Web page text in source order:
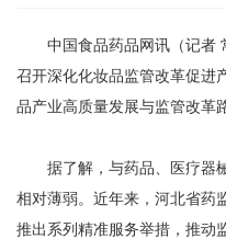
中国食品药品网讯（记者
召开深化化妆品监管改革促进
品产业高质量发展与监管改革
据了解，与药品、医疗器械
相对薄弱。近年来，河北省药
推出系列精准服务举措，推动